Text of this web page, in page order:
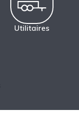
Utilitaires